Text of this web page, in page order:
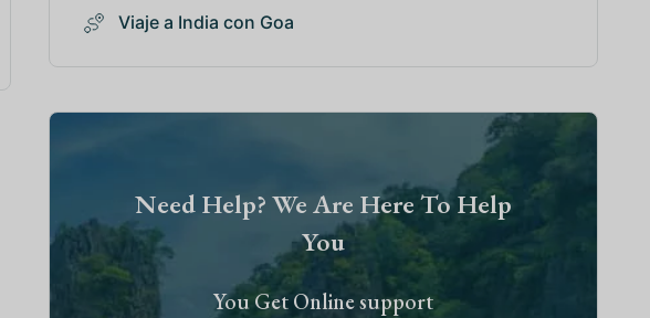
Viaje a India con Goa
Need Help? We Are Here To Help
You
You Get Online support